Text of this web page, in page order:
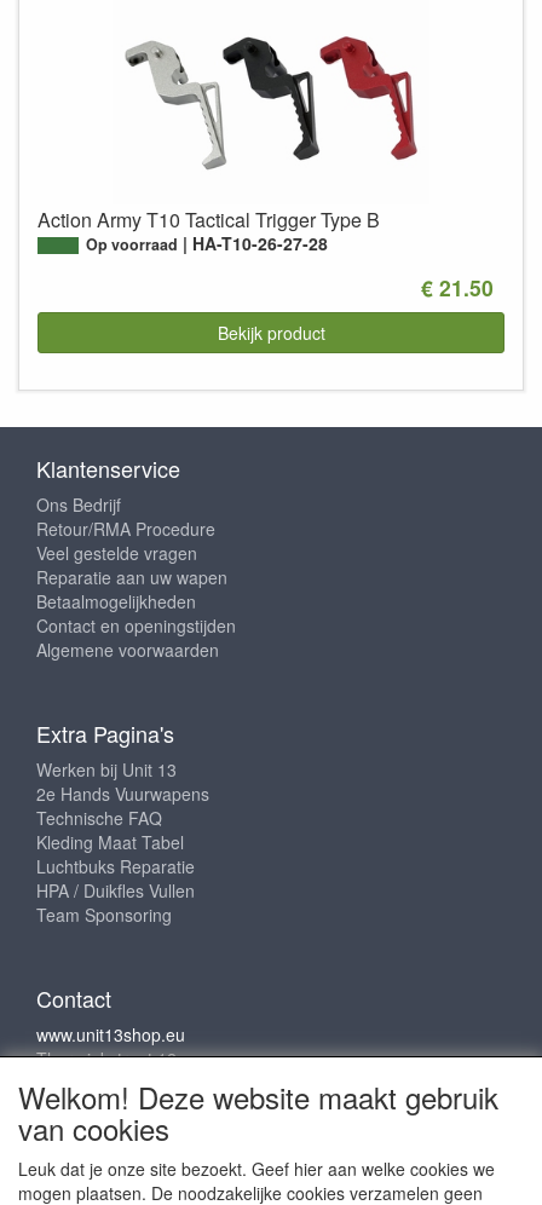
Action Army T10 Tactical Trigger Type B
Op voorraad HA-T10-26-27-28
€ 21.50
Bekijk product
Klantenservice
Ons Bedrijf
Retour/RMA Procedure
Veel gestelde vragen
Reparatie aan uw wapen
Betaalmogelijkheden
Contact en openingstijden
Algemene voorwaarden
Extra Pagina's
Werken bij Unit 13
2e Hands Vuurwapens
Technische FAQ
Kleding Maat Tabel
Luchtbuks Reparatie
HPA / Duikfles Vullen
Team Sponsoring
Contact
www.unit13shop.eu
Thermiekstraat 12
6361 HB Nuth
info@unit13shop.eu
Welkom! Deze website maakt gebruik
van cookies
Leuk dat je onze site bezoekt. Geef hier aan welke cookies we
mogen plaatsen. De noodzakelijke cookies verzamelen geen